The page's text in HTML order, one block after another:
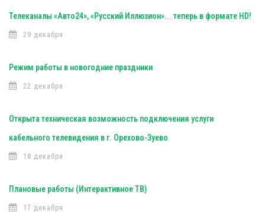
Телеканалы «Авто24», «Русский Иллюзион»... теперь в формате HD!
29 декабря
Режим работы в новогодние праздники
22 декабря
Открыта техническая возможность подключения услуги
кабельного телевидения в г. Орехово-Зуево
18 декабря
Плановые работы (Интерактивное ТВ)
17 декабря